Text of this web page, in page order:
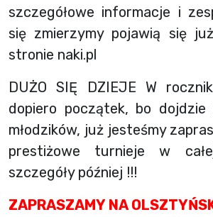
szczegółowe informacje i
się zmierzymy pojawią się
stronie naki.pl
DUŻO SIĘ DZIEJE W
dopiero początek, bo
młodzików, już jesteśmy
prestiżowe turnieje w
szczegóły później !!!
ZAPRASZAMY NA